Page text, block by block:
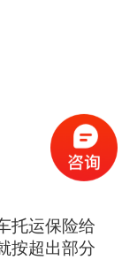
托运保险给
按超出部分